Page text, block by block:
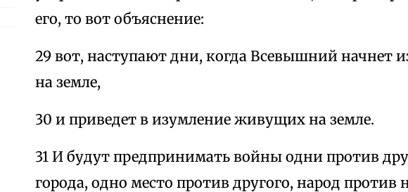
его, то вот объяснение:
29 вот, наступают дни, когда Всевышний начнет
на земле,
30 и приведет в изумление живущих на земле.
31 И будут предпринимать войны одни против
города, одно место против другого, народ против